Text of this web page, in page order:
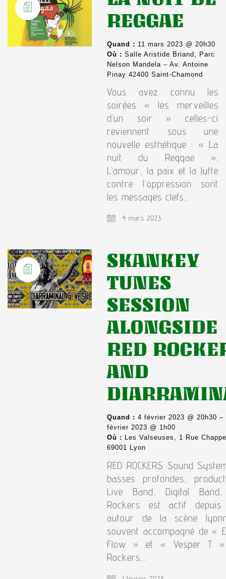
REGGAE
Quand : 11 mars 2023 @ 20h30
Où : Salle Aristide Briand, Parc
Nelson Mandela – Av. Antoine
Pinay 42400 Saint-Chamond
Vous avez connu les
soirées « les merveilles
d’un soir » celles-ci
reviennent sous une
nouvelle esthétique : « La
nuit du Reggae ».
L’amour, la paix et la lutte
contre l’oppression sont
les messages clefs…
4 mars 2023
SKANKEY
TUNES
SESSION
ALONGSIDE
RED
AND
Quand : 4 février 2023 @ 20h30 –
février 2023 @ 1h00
Où : Les Valseuses, 1 Rue
69001 Lyon
RED ROCKERS Sound
basses profondes,
Live Band, Digital
Rockers est actif depuis
autour de la scène
souvent accompagné de «
Flow » et « Vesper T »
Rockers…